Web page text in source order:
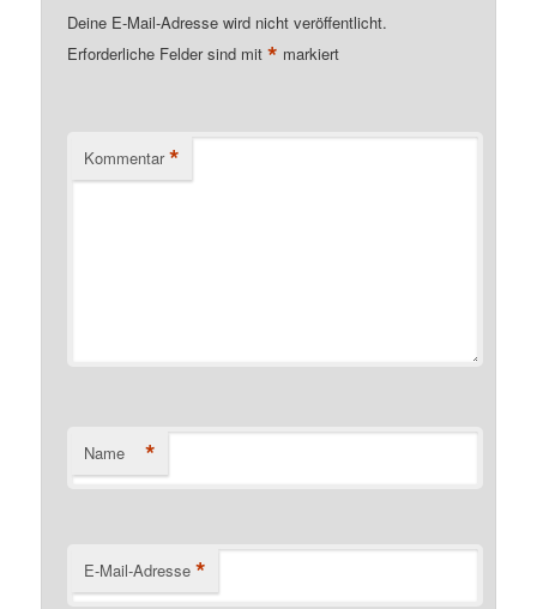
Deine E-Mail-Adresse wird nicht veröffentlicht.
Erforderliche Felder sind mit* markiert
Kommentar *
Name *
E-Mail-Adresse *